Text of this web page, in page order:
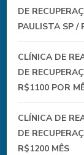
DE
PAULISTA SP /
CLÍNICA DE
DE
R$1100 POR
CLÍNICA DE
DE
R$1200 MÊS